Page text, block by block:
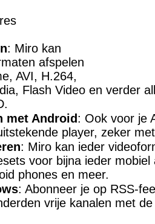
: Miro kan
afspelen
AVI, H.264,
Flash Video en verder
met Android: Ook voor je
player, zeker
: Miro kan ieder
voor bijna ieder
phones en meer.
: Abonneer je op RSS-
vrije kanalen met